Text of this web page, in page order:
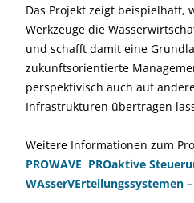
Das Projekt zeigt beispielhaft,
Werkzeuge die
und schafft damit eine
zukunftsorientierte
perspektivisch auch auf
Infrastrukturen übertragen
Weitere Informationen zum
PROWAVE  PROaktive
WAsserVErteilungssystemen –